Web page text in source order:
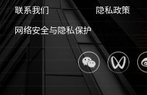
联系我们 隐私政策
网络安全与隐私保护